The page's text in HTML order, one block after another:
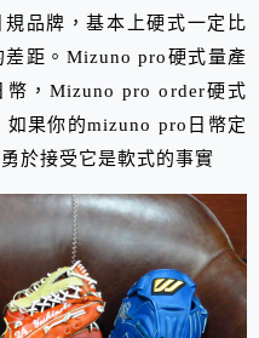
規品牌，基本上硬式一定比
距。Mizuno pro硬式量產
幣，Mizuno pro order硬式
果你的mizuno pro日幣定
於接受它是軟式的事實